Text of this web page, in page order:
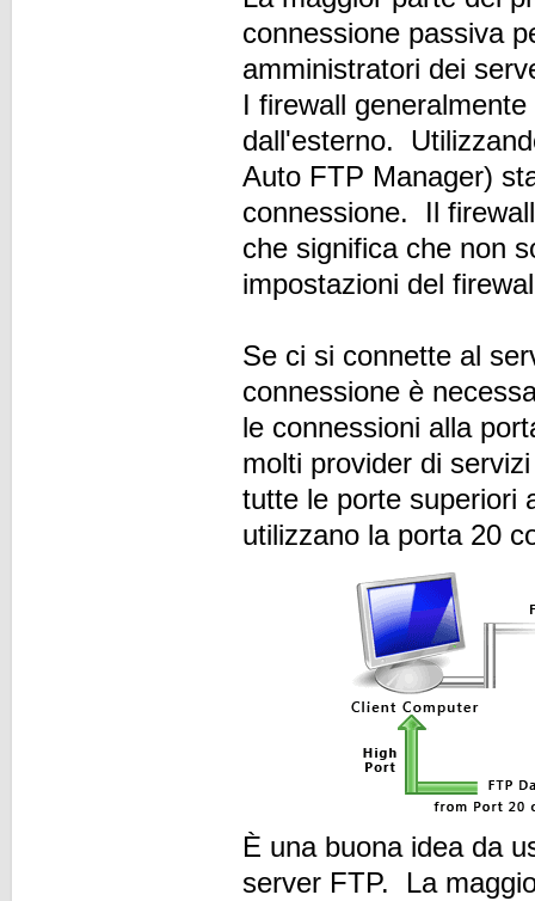
connessione passiva
amministratori dei
I firewall
dall'esterno.
Auto FTP Manager)
connessione. Il
che significa che non
impostazioni del
Se ci si connette al
connessione è
le connessioni alla
molti provider di
tutte le porte superiori
utilizzano la porta 20
È una buona idea da
server FTP. La